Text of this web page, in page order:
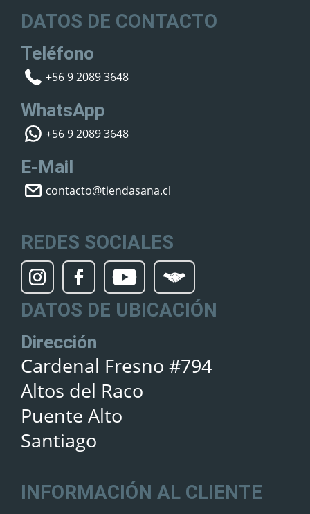
DATOS DE CONTACTO
Teléfono
+56 9 2089 3648
WhatsApp
+56 9 2089 3648
E-Mail
contacto@tiendasana.cl
REDES SOCIALES
DATOS DE UBICACIÓN
Dirección
Cardenal Fresno #794
Altos del Raco
Puente Alto
Santiago
INFORMACIÓN AL CLIENTE